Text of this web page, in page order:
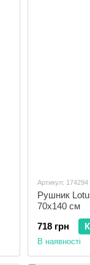
Артикул: 174294
Рушник
70х140 см
718 грн
В наявності